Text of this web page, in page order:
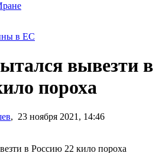
в ЕС
вывезти в
пороха
, 23 ноября 2021, 14:46